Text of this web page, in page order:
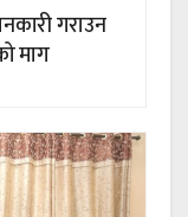
गराउन
माग